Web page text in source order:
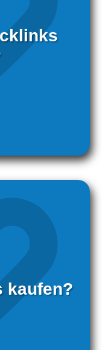
kaufen?